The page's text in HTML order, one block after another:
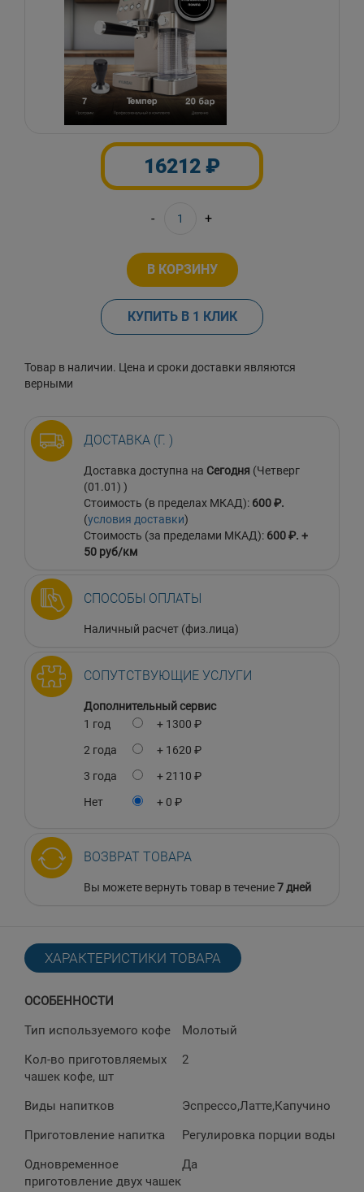
16212 ₽
- +
В КОРЗИНУ
КУПИТЬ В 1 КЛИК
Товар в наличии. Цена и сроки доставки являются
верными
ДОСТАВКА (Г. )
Доставка доступна на Сегодня (Четверг
(01.01) )
Стоимость (в пределах МКАД): 600 ₽.
(условия доставки)
Стоимость (за пределами МКАД): 600 ₽. +
50 руб/км
СПОСОБЫ ОПЛАТЫ
Наличный расчет (физ.лица)
СОПУТСТВУЮЩИЕ УСЛУГИ
Дополнительный сервис
1 год
+ 1300 ₽
2 года
+ 1620 ₽
3 года
+ 2110 ₽
Нет
+ 0 ₽
ВОЗВРАТ ТОВАРА
Вы можете вернуть товар в течение7 дней
ХАРАКТЕРИСТИКИ ТОВАРА
ОСОБЕННОСТИ
Тип используемого кофе
Молотый
Кол-во приготовляемых
чашек кофе, шт
2
Виды напитков
Эспрессо,Латте,Капучино
Приготовление напитка
Регулировка порции воды
Одновременное
приготовление двух чашек
Да